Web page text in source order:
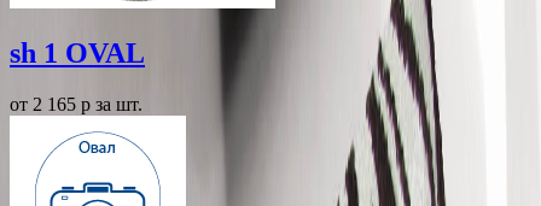
sh 1 OVAL
от 2 165 p за шт.